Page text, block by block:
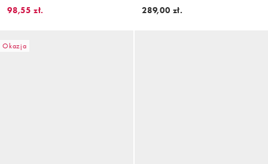
98,55 zł.
midi z prostym dekoltem
289,00 zł.
Okazja